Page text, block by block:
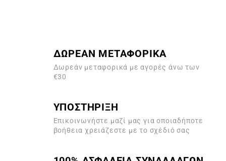
ΔΩΡΕΑΝ ΜΕΤΑΦΟΡΙΚΑ
Δωρεάν μεταφορικά με αγορές άνω των
€30
ΥΠΟΣΤΗΡΙΞΗ
Επικοινωνήστε μαζί μας για οποιαδήποτε
βοήθεια χρειάζεστε με το σχέδιό σας